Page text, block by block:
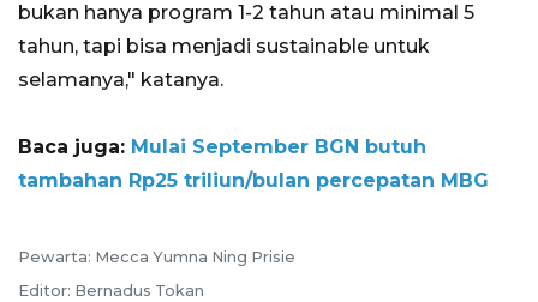
bukan hanya program 1-2 tahun atau minimal 5
tahun, tapi bisa menjadi sustainable untuk
selamanya," katanya.
Baca juga: Mulai September BGN butuh
tambahan Rp25 triliun/bulan percepatan MBG
Pewarta: Mecca Yumna Ning Prisie
Editor: Bernadus Tokan